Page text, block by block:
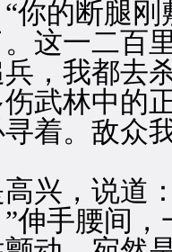
的断腿刚
这一二百
，我都去
林中的正
寻着。敌
，说道：
伸手腰间